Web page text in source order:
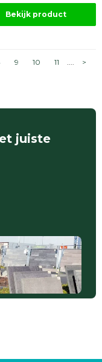
Bekijk product
9 10 11 .... >
juiste